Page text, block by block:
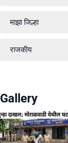
माझा जिल्हा
राजकीय
Gallery